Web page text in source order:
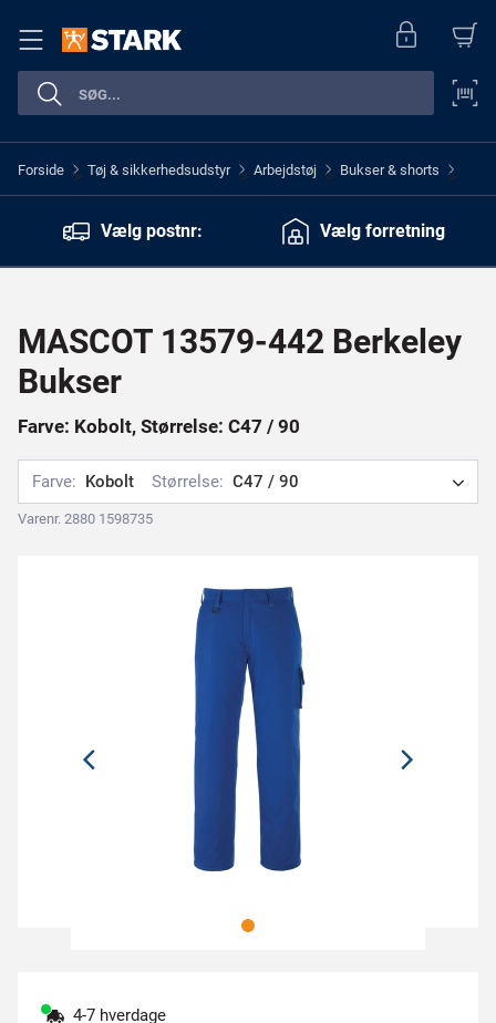
Forside > Tøj & sikkerhedsudstyr > Arbejdstøj > Bukser & shorts >
Vælg postnr: Vælg forretning
MASCOT 13579-442 Berkeley
Bukser
Farve: Kobolt, Størrelse: C47 / 90
Farve: Kobolt Størrelse: C47 / 90
Varenr. 2880 1598735
4-7 hverdage